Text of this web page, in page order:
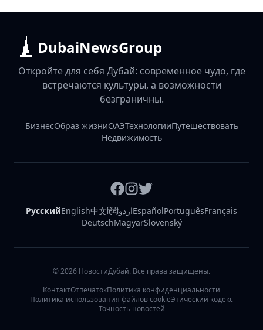
DubaiNewsGroup
Откройте для себя Дубай: современное чудо, где
встречаются культуры, а возможности
безграничны.
БизнесОбраз жизниОАЭТехнологииПутешествовать
Недвижимость
РусскийEnglish中文हिंदीاردوEspañolPortuguêsFrançais
DeutschMagyarSlovenský
©2026 НовостиДубай. Все права защищены.
КонтактОтпечатокПолитика конфиденциальности
Политика использования файлов cookieЭтический кодекс
Точность новостей